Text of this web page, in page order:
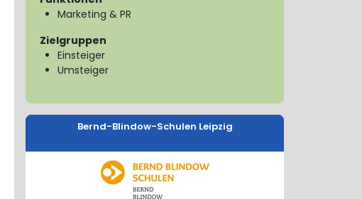
Marketing & PR
Zielgruppen
Einsteiger
Umsteiger
Bernd-Blindow-Schulen Leipzig